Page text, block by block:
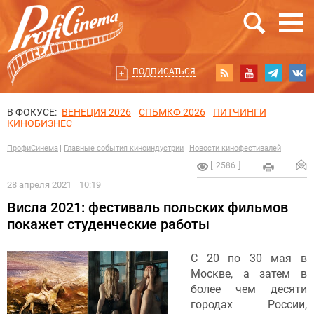
ПОДПИСАТЬСЯ
В ФОКУСЕ: ВЕНЕЦИЯ 2026 СПБМКФ 2026
ПИТЧИНГИ
КИНОБИЗНЕС
ПрофиСинема Главные события киноиндустрии Новости кинофестивалей
2586
28 апреля 2021 10:19
Висла 2021: фестиваль польских фильмов
покажет студенческие работы
С 20 по 30 мая в
Москве, а затем в
более чем десяти
городах России,